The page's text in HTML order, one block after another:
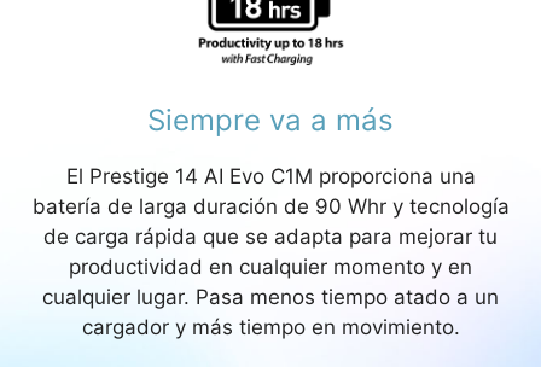
Siempre va a más
El Prestige 14 AI Evo C1M proporciona una
batería de larga duración de 90 Whr y tecnología
de carga rápida que se adapta para mejorar tu
productividad en cualquier momento y en
cualquier lugar. Pasa menos tiempo atado a un
cargador y más tiempo en movimiento.